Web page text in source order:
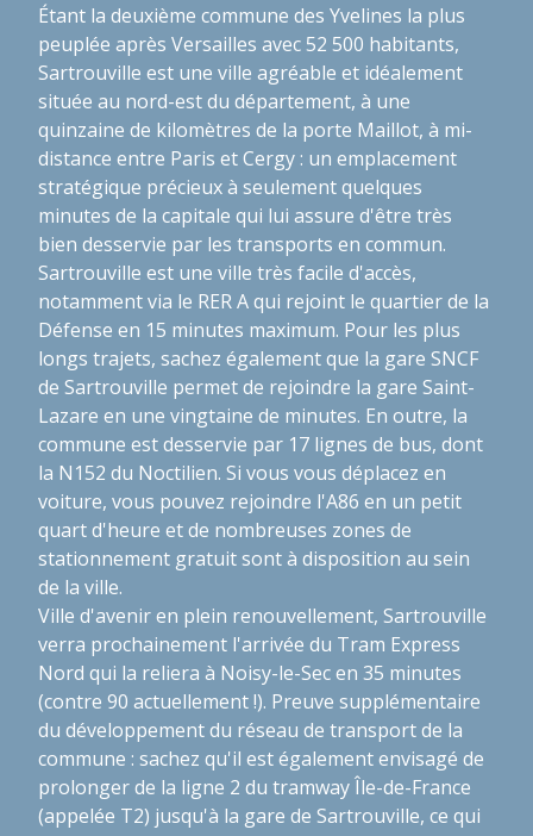
Étant la deuxième commune des Yvelines la plus
peuplée après Versailles avec 52 500 habitants,
Sartrouville est une ville agréable et idéalement
située au nord-est du département, à une
quinzaine de kilomètres de la porte Maillot, à mi-
distance entre Paris et Cergy : un emplacement
stratégique précieux à seulement quelques
minutes de la capitale qui lui assure d'être très
bien desservie par les transports en commun.
Sartrouville est une ville très facile d'accès,
notamment via le RER A qui rejoint le quartier de la
Défense en 15 minutes maximum. Pour les plus
longs trajets, sachez également que la gare SNCF
de Sartrouville permet de rejoindre la gare Saint-
Lazare en une vingtaine de minutes. En outre, la
commune est desservie par 17 lignes de bus, dont
la N152 du Noctilien. Si vous vous déplacez en
voiture, vous pouvez rejoindre l'A86 en un petit
quart d'heure et de nombreuses zones de
stationnement gratuit sont à disposition au sein
de la ville.
Ville d'avenir en plein renouvellement, Sartrouville
verra prochainement l'arrivée du Tram Express
Nord qui la reliera à Noisy-le-Sec en 35 minutes
(contre 90 actuellement !). Preuve supplémentaire
du développement du réseau de transport de la
commune : sachez qu'il est également envisagé de
prolonger de la ligne 2 du tramway Île-de-France
(appelée T2) jusqu'à la gare de Sartrouville, ce qui